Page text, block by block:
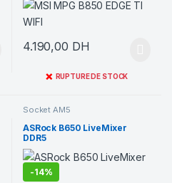
4.190,00 DH
❌ RUPTURE DE STOCK
Socket AM5
ASRock B650 LiveMixer
DDR5
-14%